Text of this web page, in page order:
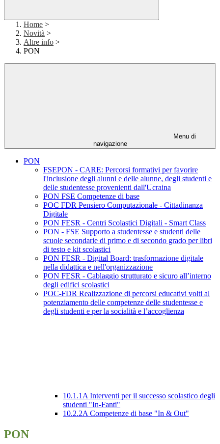
Home >
Novità >
Altre info >
PON
Menu di
navigazione
PON
FSEPON - CARE: Percorsi formativi per favorire
l'inclusione degli alunni e delle alunne, degli studenti e
delle studentesse provenienti dall'Ucraina
PON FSE Competenze di base
POC FDR Pensiero Computazionale - Cittadinanza
Digitale
PON FESR - Centri Scolastici Digitali - Smart Class
PON - FSE Supporto a studentesse e studenti delle
scuole secondarie di primo e di secondo grado per libri
di testo e kit scolastici
PON FESR - Digital Board: trasformazione digitale
nella didattica e nell'organizzazione
PON FESR - Cablaggio strutturato e sicuro all’interno
degli edifici scolastici
POC-FDR Realizzazione di percorsi educativi volti al
potenziamento delle competenze delle studentesse e
degli studenti e per la socialità e l’accoglienza
10.1.1A Interventi per il successo scolastico degli
studenti "In-Fanti"
10.2.2A Competenze di base "In & Out"
PON